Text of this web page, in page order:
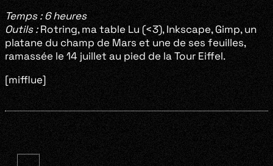
Temps : 6 heures
Outils :Rotring, ma table Lu (<3), Inkscape, Gimp, un
platane du champ de Mars et une de ses feuilles,
ramassée le 14 juillet au pied de la Tour Eiffel.
[mifflue]